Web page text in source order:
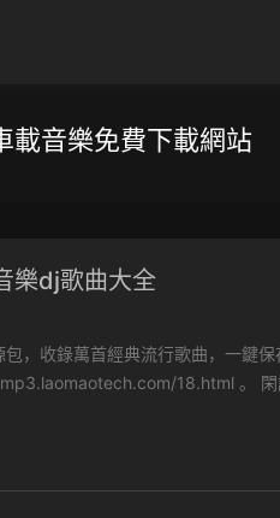
載音樂免費下載網站
樂dj歌曲大全
18.html 。 閑談 來源：高品質音